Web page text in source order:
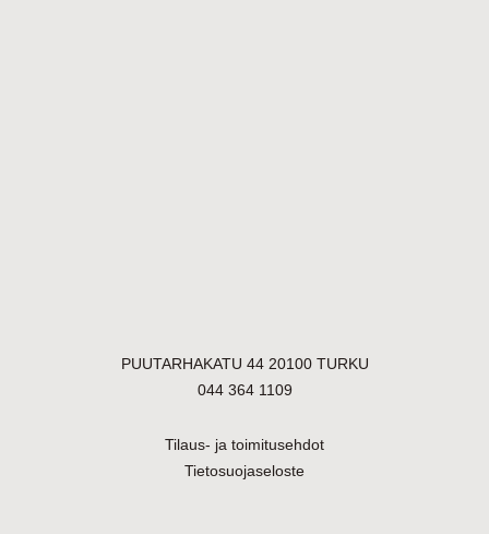
PUUTARHAKATU 44 20100 TURKU
044 364 1109
Tilaus- ja toimitusehdot
Tietosuojaseloste